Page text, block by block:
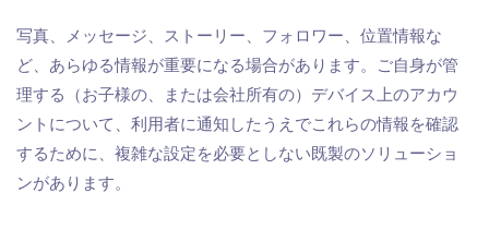
写真、メッセージ、ストーリー、フォロワー、位置情報な
ど、あらゆる情報が重要になる場合があります。ご自身が管
理する（お子様の、または会社所有の）デバイス上のアカウ
ントについて、利用者に通知したうえでこれらの情報を確認
するために、複雑な設定を必要としない既製のソリューショ
ンがあります。